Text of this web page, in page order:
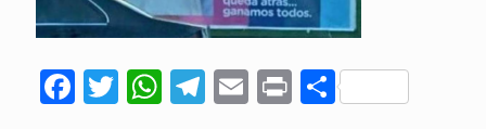
Facebook
Twitter
WhatsApp
Telegram
Email
Print